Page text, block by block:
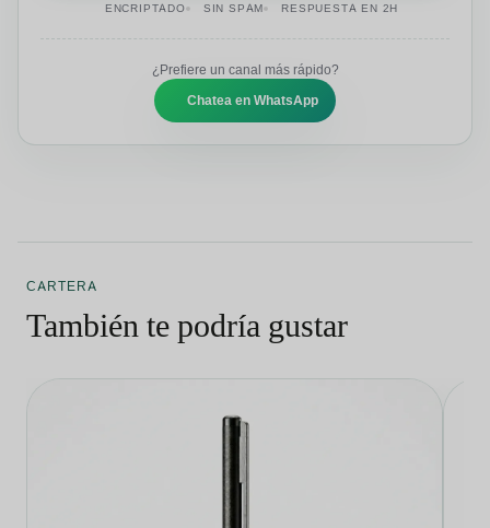
ENCRIPTADO SIN SPAM RESPUESTA EN 2H
¿Prefiere un canal más rápido?
Chatea en WhatsApp
CARTERA
También te podría gustar